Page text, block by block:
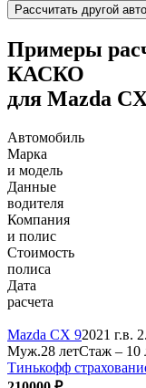
Рассчитать другой
Примеры
КАСКО
для Mazda
Автомобиль
Марка
и модель
Данные
водителя
Компания
и полис
Стоимость
полиса
Дата
расчета
Mazda CX 92021 г.в.
Муж.28 летСтаж – 10
Тинькофф